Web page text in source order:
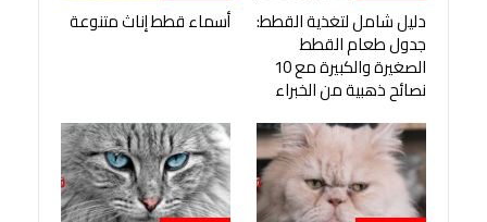
دليل شامل لتغذية القطط:
جدول طعام القطط
الصغيرة والكبيرة مع 10
نصائح ذهبية من الخبراء
أسماء قطط إناث متنوعة